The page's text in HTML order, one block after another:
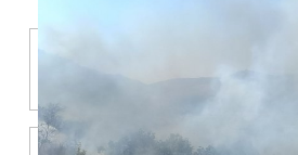
Text
Transparency
Background